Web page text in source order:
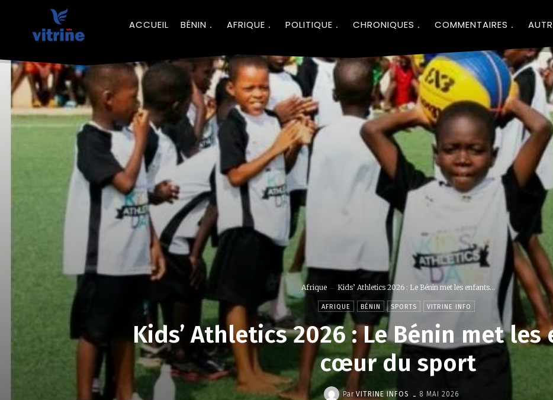
ACCUEIL BÉNIN AFRIQUE POLITIQUE CHRONIQUES COMMENTAIRES
Afrique ‎Kids’ Athletics 2026 : Le Bénin met les enfants...
AFRIQUE BÉNIN SPORTS VITRINE INFO
‎Kids’ Athletics 2026 : Le Bénin met
cœur du sport
Par VITRINE INFOS - 8 MAI 2026